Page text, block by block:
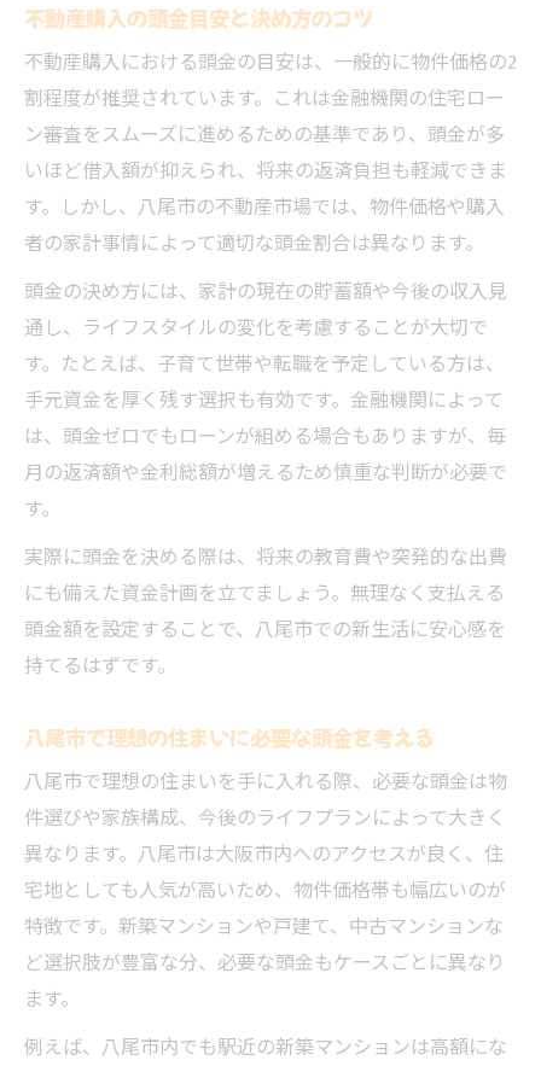
不動産購入の頭金目安と決め方のコツ
不動産購入における頭金の目安は、一般的に物件価格の2
割程度が推奨されています。これは金融機関の住宅ロー
ン審査をスムーズに進めるための基準であり、頭金が多
いほど借入額が抑えられ、将来の返済負担も軽減できま
す。しかし、八尾市の不動産市場では、物件価格や購入
者の家計事情によって適切な頭金割合は異なります。
頭金の決め方には、家計の現在の貯蓄額や今後の収入見
通し、ライフスタイルの変化を考慮することが大切で
す。たとえば、子育て世帯や転職を予定している方は、
手元資金を厚く残す選択も有効です。金融機関によって
は、頭金ゼロでもローンが組める場合もありますが、毎
月の返済額や金利総額が増えるため慎重な判断が必要で
す。
実際に頭金を決める際は、将来の教育費や突発的な出費
にも備えた資金計画を立てましょう。無理なく支払える
頭金額を設定することで、八尾市での新生活に安心感を
持てるはずです。
八尾市で理想の住まいに必要な頭金を考える
八尾市で理想の住まいを手に入れる際、必要な頭金は物
件選びや家族構成、今後のライフプランによって大きく
異なります。八尾市は大阪市内へのアクセスが良く、住
宅地としても人気が高いため、物件価格帯も幅広いのが
特徴です。新築マンションや戸建て、中古マンションな
ど選択肢が豊富な分、必要な頭金もケースごとに異なり
ます。
例えば、八尾市内でも駅近の新築マンションは高額にな